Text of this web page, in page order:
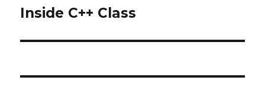
이
션
다
글:
Inside C++ Class